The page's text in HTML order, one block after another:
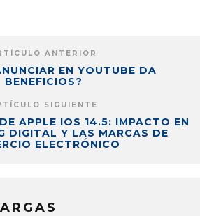
ANTERIOR
EN YOUTUBE DA
BENEFICIOS?
SIGUIENTE
APPLE IOS 14.5: IMPACTO EN
DIGITAL Y LAS MARCAS DE
ELECTRÓNICO